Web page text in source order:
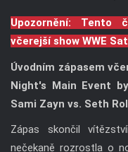
Upozornění: Tento
včerejší show WWE
Úvodním zápasem
Night's Main Event
Sami Zayn vs. Seth
Zápas skončil
nečekaně rozrostla o